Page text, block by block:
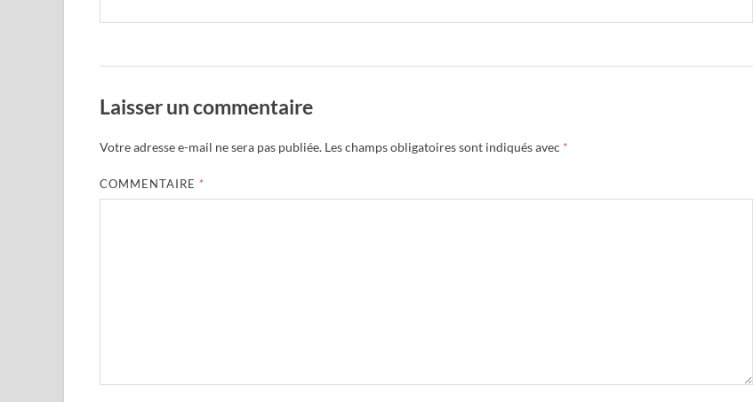
Laisser un commentaire
Votre adresse e-mail ne sera pas publiée. Les champs obligatoires sont indiqués avec *
COMMENTAIRE *